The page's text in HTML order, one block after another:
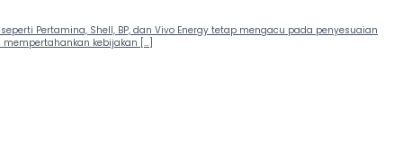
Pertamina, Shell, BP, dan Vivo Energy tetap mengacu pada penyesuaian
kebijakan […]